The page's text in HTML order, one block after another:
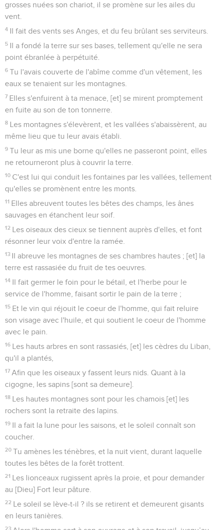
grosses nuées son chariot, il se promène sur les ailes du
vent.
4 Il fait des vents ses Anges, et du feu brûlant ses serviteurs.
5 Il a fondé la terre sur ses bases, tellement qu'elle ne sera
point ébranlée à perpétuité.
6 Tu l'avais couverte de l'abîme comme d'un vêtement, les
eaux se tenaient sur les montagnes.
7 Elles s'enfuirent à ta menace, [et] se mirent promptement
en fuite au son de ton tonnerre.
8 Les montagnes s'élevèrent, et les vallées s'abaissèrent, au
même lieu que tu leur avais établi.
9 Tu leur as mis une borne qu'elles ne passeront point, elles
ne retourneront plus à couvrir la terre.
10 C'est lui qui conduit les fontaines par les vallées, tellement
qu'elles se promènent entre les monts.
11 Elles abreuvent toutes les bêtes des champs, les ânes
sauvages en étanchent leur soif.
12 Les oiseaux des cieux se tiennent auprès d'elles, et font
résonner leur voix d'entre la ramée.
13 Il abreuve les montagnes de ses chambres hautes ; [et] la
terre est rassasiée du fruit de tes oeuvres.
14 Il fait germer le foin pour le bétail, et l'herbe pour le
service de l'homme, faisant sortir le pain de la terre ;
15 Et le vin qui réjouit le coeur de l'homme, qui fait reluire
son visage avec l'huile, et qui soutient le coeur de l'homme
avec le pain.
16 Les hauts arbres en sont rassasiés, [et] les cèdres du Liban,
qu'il a plantés,
17 Afin que les oiseaux y fassent leurs nids. Quant à la
cigogne, les sapins [sont sa demeure].
18 Les hautes montagnes sont pour les chamois [et] les
rochers sont la retraite des lapins.
19 Il a fait la lune pour les saisons, et le soleil connaît son
coucher.
20 Tu amènes les ténèbres, et la nuit vient, durant laquelle
toutes les bêtes de la forêt trottent.
21 Les lionceaux rugissent après la proie, et pour demander
au [Dieu] Fort leur pâture.
22 Le soleil se lève-t-il ? ils se retirent et demeurent gisants
en leurs tanières.
23